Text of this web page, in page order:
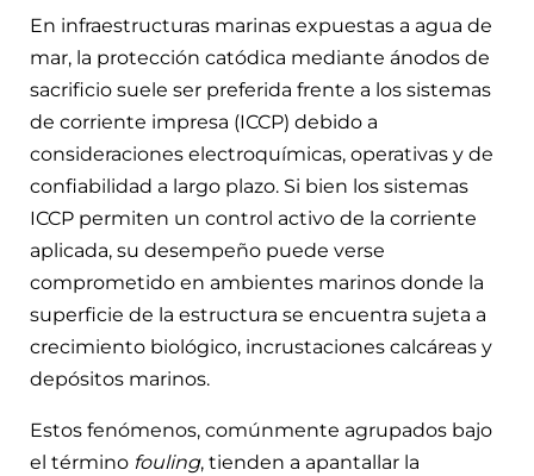
En infraestructuras marinas expuestas a agua de
mar, la protección catódica mediante ánodos de
sacrificio suele ser preferida frente a los sistemas
de corriente impresa (ICCP) debido a
consideraciones electroquímicas, operativas y de
confiabilidad a largo plazo. Si bien los sistemas
ICCP permiten un control activo de la corriente
aplicada, su desempeño puede verse
comprometido en ambientes marinos donde la
superficie de la estructura se encuentra sujeta a
crecimiento biológico, incrustaciones calcáreas y
depósitos marinos.
Estos fenómenos, comúnmente agrupados bajo
el término fouling, tienden a apantallar la